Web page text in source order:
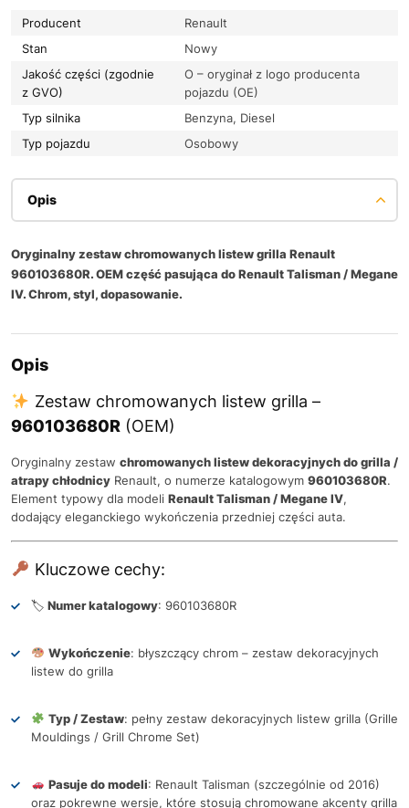
Producent
Renault
Stan
Nowy
Jakość części (zgodnie
z GVO)
O – oryginał z logo producenta
pojazdu (OE)
Typ silnika
Benzyna, Diesel
Typ pojazdu
Osobowy
Opis
Oryginalny zestaw chromowanych listew grilla Renault
960103680R. OEM część pasująca do Renault Talisman / Megane
IV. Chrom, styl, dopasowanie.
Opis
Zestaw chromowanych listew grilla –
960103680R (OEM)
Oryginalny zestaw chromowanych listew dekoracyjnych do grilla /
atrapy chłodnicy Renault, o numerze katalogowym 960103680R.
Element typowy dla modeli Renault Talisman / Megane IV,
dodający eleganckiego wykończenia przedniej części auta.
Kluczowe cechy:
🏷 Numer katalogowy: 960103680R
Wykończenie: błyszczący chrom – zestaw dekoracyjnych
listew do grilla
Typ / Zestaw: pełny zestaw dekoracyjnych listew grilla (Grille
Mouldings / Grill Chrome Set)
Pasuje do modeli: Renault Talisman (szczególnie od 2016)
oraz pokrewne wersje, które stosują chromowane akcenty grilla